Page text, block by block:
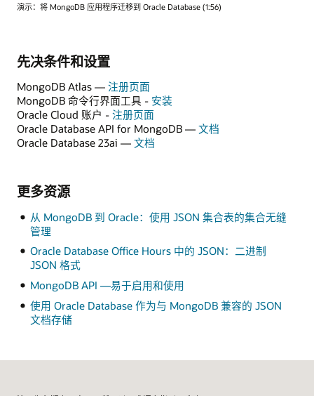
演示：将 MongoDB 应用程序迁移到 Oracle Database (1:56)
先决条件和设置
MongoDB Atlas — 注册页面
MongoDB 命令行界面工具 - 安装
Oracle Cloud 账户 - 注册页面
Oracle Database API for MongoDB — 文档
Oracle Database 23ai — 文档
更多资源
从 MongoDB 到 Oracle：使用 JSON 集合表的集合无缝
管理
Oracle Database Office Hours 中的 JSON：二进制
JSON 格式
MongoDB API —易于启用和使用
使用 Oracle Database 作为与 MongoDB 兼容的 JSON
文档存储